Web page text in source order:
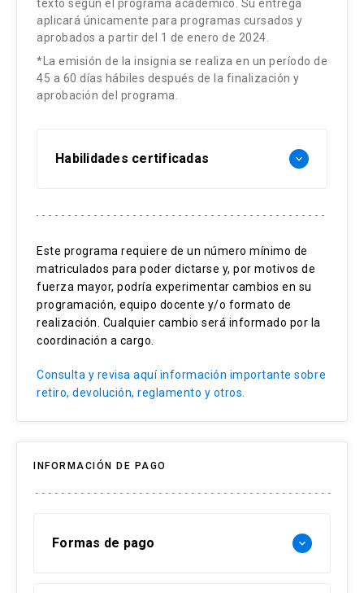
texto según el programa académico. Su entrega
aplicará únicamente para programas cursados y
aprobados a partir del 1 de enero de 2024.
*La emisión de la insignia se realiza en un período de
45 a 60 días hábiles después de la finalización y
aprobación del programa.
Habilidades certificadas keyboard_arrow_down
Habilidades transversales
Conocimientos del ciclo de intervención
Este programa requiere de un número mínimo de
matriculados para poder dictarse y, por motivos de
fuerza mayor, podría experimentar cambios en su
programación, equipo docente y/o formato de
realización. Cualquier cambio será informado por la
coordinación a cargo.
Consulta y revisa aquí información importante sobre
retiro, devolución, reglamento y otros.
INFORMACIÓN DE PAGO
Formas de pago keyboard_arrow_down